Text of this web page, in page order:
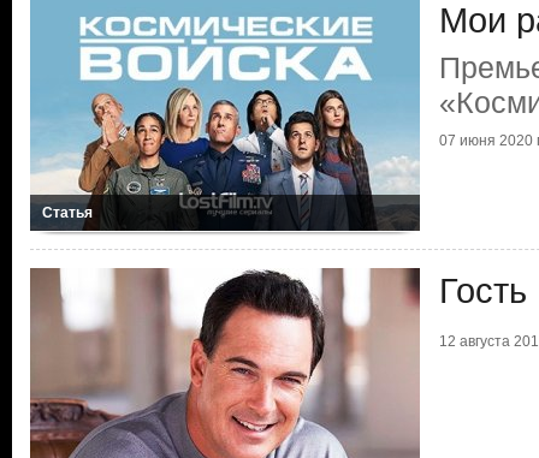
Статья
Мои
07 июня 2020
12 августа